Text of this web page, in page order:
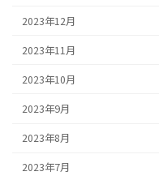
2023年12月
2023年11月
2023年10月
2023年9月
2023年8月
2023年7月